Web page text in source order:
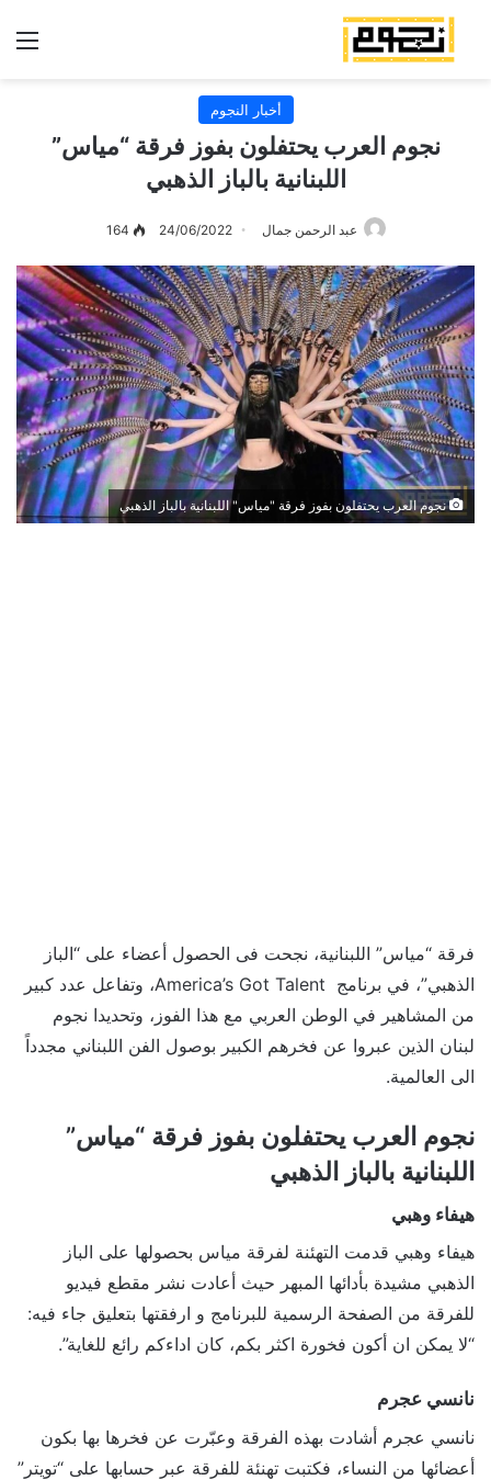
أخبار النجوم
نجوم العرب يحتفلون بفوز فرقة “مياس”
اللبنانية بالباز الذهبي
عبد الرحمن جمال 24/06/2022
164
نجوم العرب يحتفلون بفوز فرقة "مياس" اللبنانية بالباز الذهبي
فرقة “مياس” اللبنانية، نجحت فى الحصول أعضاء على “الباز
الذهبي”، في برنامج America’s Got Talent، وتفاعل عدد كبير
من المشاهير في الوطن العربي مع هذا الفوز، وتحديدا نجوم
لبنان الذين عبروا عن فخرهم الكبير بوصول الفن اللبناني مجدداً
الى العالمية.
نجوم العرب يحتفلون بفوز فرقة “مياس”
اللبنانية بالباز الذهبي
هيفاء وهبي
هيفاء وهبي قدمت التهئنة لفرقة مياس بحصولها على الباز
الذهبي مشيدة بأدائها المبهر حيث أعادت نشر مقطع فيديو
للفرقة من الصفحة الرسمية للبرنامج و ارفقتها بتعليق جاء فيه:
“لا يمكن ان أكون فخورة اكثر بكم، كان اداءكم رائع للغاية”.
نانسي عجرم
نانسي عجرم أشادت بهذه الفرقة وعبّرت عن فخرها بها بكون
أعضائها من النساء، فكتبت تهنئة للفرقة عبر حسابها على “تويتر”